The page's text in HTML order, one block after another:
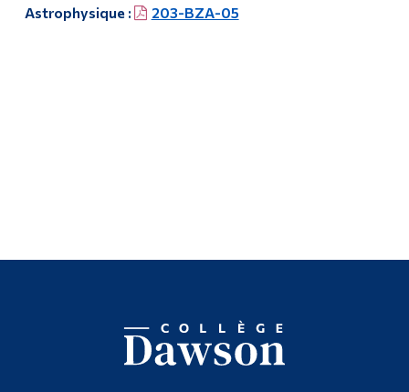
Astrophysique : 203-BZA-05